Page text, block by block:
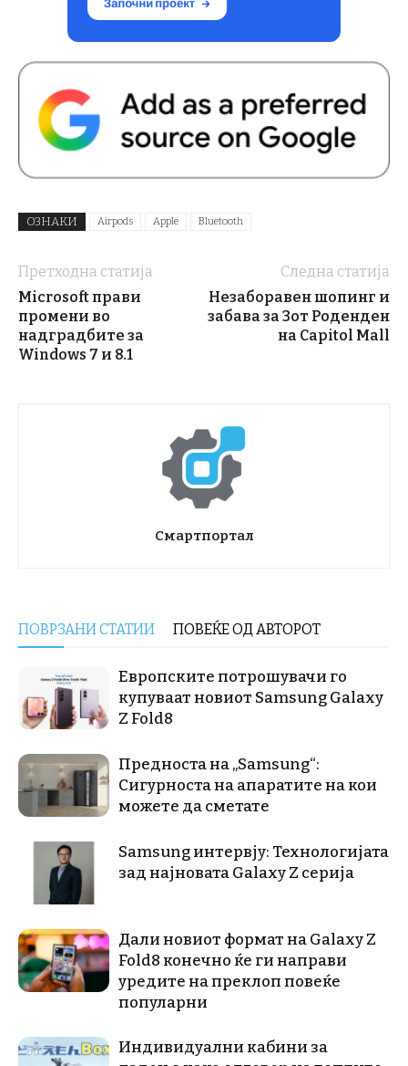
ОЗНАКИ Airpods Apple Bluetooth
Претходна статија
Microsoft прави
промени во
надградбите за
Windows 7 и 8.1
Следна статија
Незаборавен шопинг и
забава за 3от Роденден
на Capitol Mall
Смартпортал
ПОВРЗАНИ СТАТИИ ПОВЕЌЕ ОД АВТОРОТ
Европските потрошувачи го
купуваат новиот Samsung Galaxy
Z Fold8
Предноста на „Samsung“:
Сигурноста на апаратите на кои
можете да сметате
Samsung интервју: Технологијата
зад најновата Galaxy Z серија
Дали новиот формат на Galaxy Z
Fold8 конечно ќе ги направи
уредите на преклоп повеќе
популарни
Индивидуални кабини за